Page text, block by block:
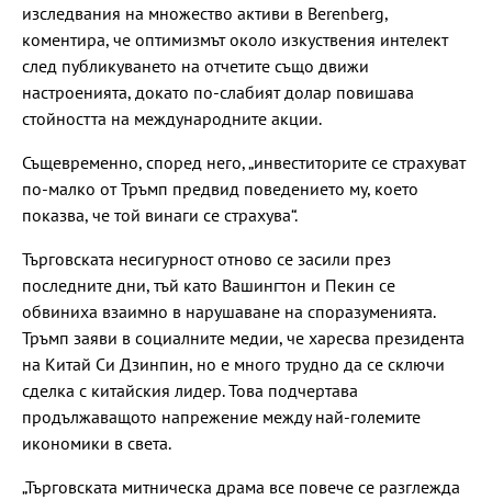
изследвания на множество активи в Berenberg,
коментира, че оптимизмът около изкуствения интелект
след публикуването на отчетите също движи
настроенията, докато по-слабият долар повишава
стойността на международните акции.
Същевременно, според него, „инвеститорите се страхуват
по-малко от Тръмп предвид поведението му, което
показва, че той винаги се страхува“.
Търговската несигурност отново се засили през
последните дни, тъй като Вашингтон и Пекин се
обвиниха взаимно в нарушаване на споразуменията.
Тръмп заяви в социалните медии, че харесва президента
на Китай Си Дзинпин, но е много трудно да се сключи
сделка с китайския лидер. Това подчертава
продължаващото напрежение между най-големите
икономики в света.
„Търговската митническа драма все повече се разглежда